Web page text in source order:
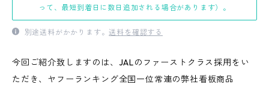
って、最短到着日に数日追加される場合があります）。
別途送料がかかります。送料を確認する
今回ご紹介致しますのは、JALのファーストクラス採用をい
ただき、ヤフーランキング全国一位常連の弊社看板商品